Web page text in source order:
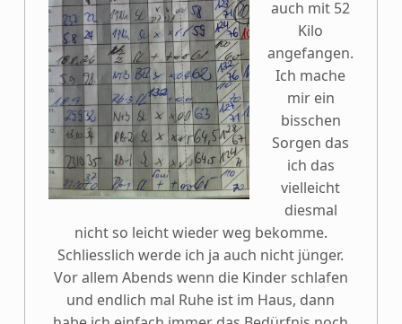
auch mit 52
Kilo
angefangen.
Ich mache
mir ein
bisschen
Sorgen das
ich das
vielleicht
diesmal
nicht so leicht wieder weg bekomme.
Schliesslich werde ich ja auch nicht jünger.
Vor allem Abends wenn die Kinder schlafen
und endlich mal Ruhe ist im Haus, dann